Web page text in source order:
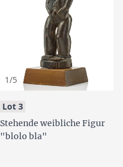
1/5
Lot 3:
Stehende weibliche Figur
"blolo bla"